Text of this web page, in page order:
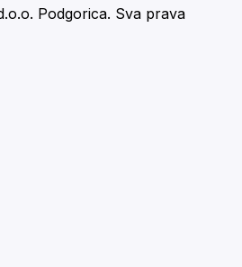
Podgorica. Sva prava